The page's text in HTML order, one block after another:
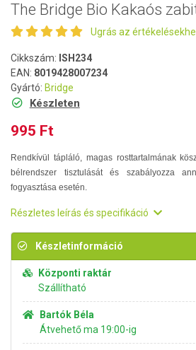
The Bridge Bio Kakaós
Ugrás az
Cikkszám: ISH234
EAN: 8019428007234
Gyártó: Bridge
Készleten
995 Ft
Rendkívül tápláló, magas rosttartalmának
bélrendszer tisztulását és szabályozza
fogyasztása esetén.
Részletes leírás és specifikáció
Készletinformáció
Központi raktár
Szállítható
Bartók Béla
Átvehető ma 19:00-ig